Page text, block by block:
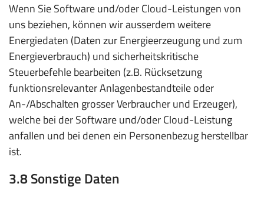
Wenn Sie Software und/oder Cloud-Leistungen von
uns beziehen, können wir ausserdem weitere
Energiedaten (Daten zur Energieerzeugung und zum
Energieverbrauch) und sicherheitskritische
Steuerbefehle bearbeiten (z.B. Rücksetzung
funktionsrelevanter Anlagenbestandteile oder
An-/Abschalten grosser Verbraucher und Erzeuger),
welche bei der Software und/oder Cloud-Leistung
anfallen und bei denen ein Personenbezug herstellbar
ist.
3.8 Sonstige Daten